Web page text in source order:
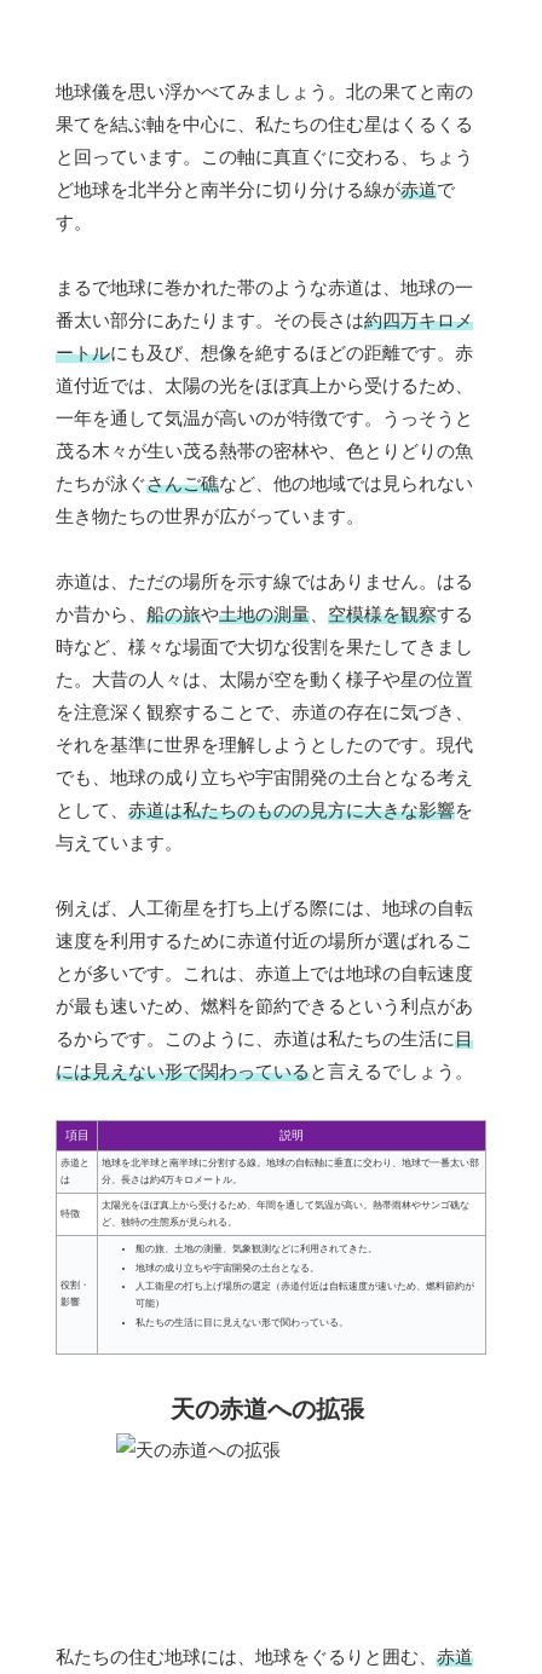
地球儀を思い浮かべてみましょう。北の果てと南の
果てを結ぶ軸を中心に、私たちの住む星はくるくる
と回っています。この軸に真直ぐに交わる、ちょう
ど地球を北半分と南半分に切り分ける線が赤道で
す。
まるで地球に巻かれた帯のような赤道は、地球の一
番太い部分にあたります。その長さは約四万キロメ
ートルにも及び、想像を絶するほどの距離です。赤
道付近では、太陽の光をほぼ真上から受けるため、
一年を通して気温が高いのが特徴です。うっそうと
茂る木々が生い茂る熱帯の密林や、色とりどりの魚
たちが泳ぐさんご礁など、他の地域では見られない
生き物たちの世界が広がっています。
赤道は、ただの場所を示す線ではありません。はる
か昔から、 船の旅や土地の測量 空模様を観察する
時など、様々な場面で大切な役割を果たしてきまし
た。大昔の人々は、太陽が空を動く様子や星の位置
を注意深く観察することで、赤道の存在に気づき、
それを基準に世界を理解しようとしたのです。現代
でも、地球の成り立ちや宇宙開発の土台となる考え
として、 赤道は私たちのものの見方に大きな影響を
与えています。
例えば、人工衛星を打ち上げる際には、地球の自転
速度を利用するために赤道付近の場所が選ばれるこ
とが多いです。これは、赤道上では地球の自転速度
が最も速いため、燃料を節約できるという利点があ
るからです。このように、赤道は私たちの生活に目
には見えない形で関わっていると言えるでしょう。
項目 説明
赤道と
は
地球を北半球と南半球に分割する線。地球の自転軸に垂直に交わり、地球で一番太い部
分。長さは約4万キロメートル。
特徴
太陽光をほぼ真上から受けるため、年間を通して気温が高い。熱帯雨林やサンゴ礁な
ど、独特の生態系が見られる。
役割・
影響
船の旅、土地の測量、気象観測などに利用されてきた。
地球の成り立ちや宇宙開発の土台となる。
人工衛星の打ち上げ場所の選定（赤道付近は自転速度が速いため、燃料節約が
可能）
私たちの生活に目に見えない形で関わっている。
天の赤道への拡張
私たちの住む地球には、地球をぐるりと囲む、 赤道